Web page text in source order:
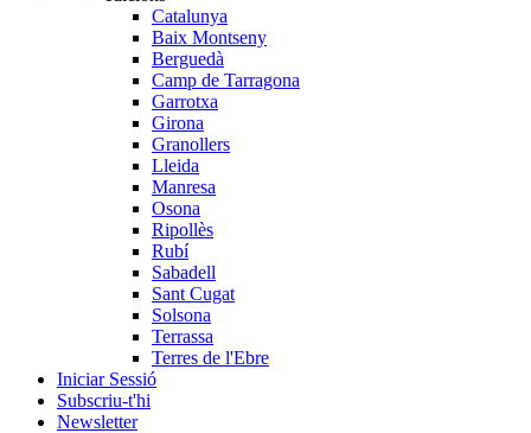
Catalunya
Baix Montseny
Berguedà
Camp de Tarragona
Garrotxa
Girona
Granollers
Lleida
Manresa
Osona
Ripollès
Rubí
Sabadell
Sant Cugat
Solsona
Terrassa
Terres de l'Ebre
Iniciar Sessió
Subscriu-t'hi
Newsletter